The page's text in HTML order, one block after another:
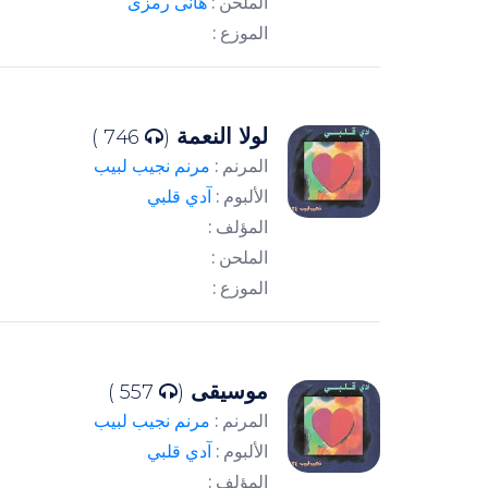
الموزع :
لولا النعمة (
المرنم : مرنم نجيب لبيب
الألبوم : آدي قلبي
المؤلف :
الملحن :
الموزع :
موسيقى (
المرنم : مرنم نجيب لبيب
الألبوم : آدي قلبي
المؤلف :